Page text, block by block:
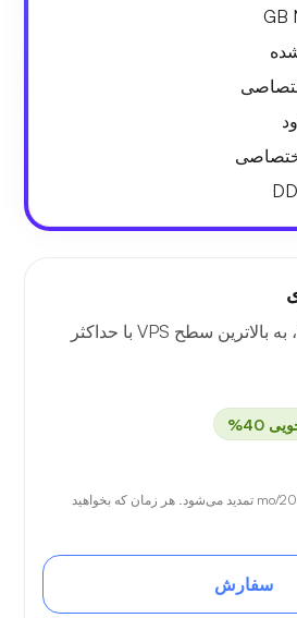
قبل از انتقال به VDS، به بالاترین سطح VPS با حداکثر
40%
/mo تمدید می‌شود. هر زمان که بخواهید
سفارش